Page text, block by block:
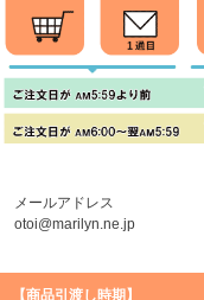
メールアドレス
otoi@marilyn.ne.jp
【商品引渡し時期】